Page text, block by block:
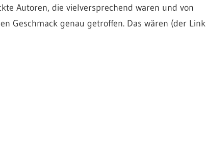
Autoren, die vielversprechend waren und von
Geschmack genau getroffen. Das wären (der Link